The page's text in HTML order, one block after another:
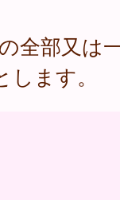
全部又は
ます。